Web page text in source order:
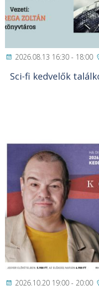
2026.08.13 16:30 - 18:00
Sci-fi kedvelők
2026.10.20 19:00 - 20:00